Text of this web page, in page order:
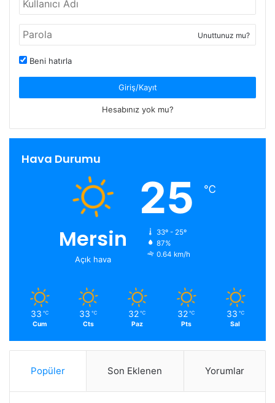
Unuttunuz mu?
Beni hatırla
Giriş/Kayıt
Hesabınız yok mu?
Hava Durumu
Mersin
Açık hava
25 ℃
33º - 25º
87%
0.64 km/h
33 ℃
Cum
33 ℃
Cts
32 ℃
Paz
32 ℃
Pts
33 ℃
Sal
Popüler Son Eklenen Yorumlar